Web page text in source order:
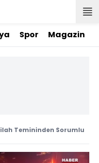
Spor Magazin
Temininden Sorumlu